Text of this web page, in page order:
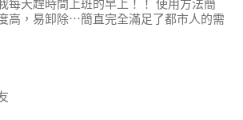
高，易卸除⋯簡直完全滿足了都市人的需
乾性肌膚